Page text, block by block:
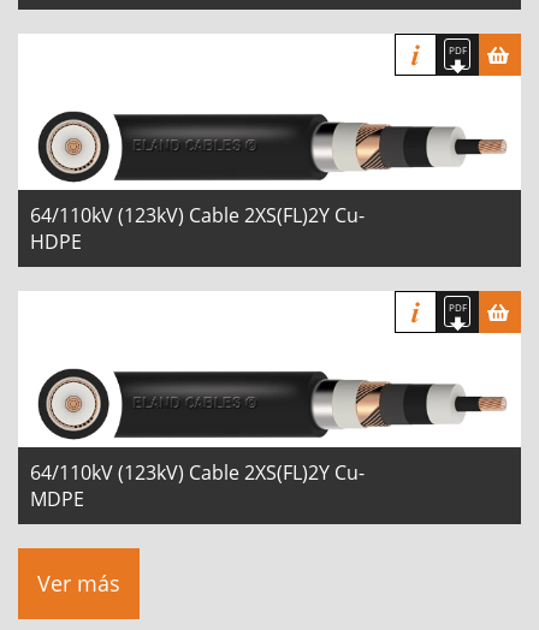
64/110kV (123kV) Cable 2XS(FL)2Y Cu-
HDPE
64/110kV (123kV) Cable 2XS(FL)2Y Cu-
MDPE
Ver más